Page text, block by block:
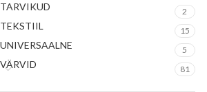
TARVIKUD 2
TEKSTIIL 15
UNIVERSAALNE 5
VÄRVID 81